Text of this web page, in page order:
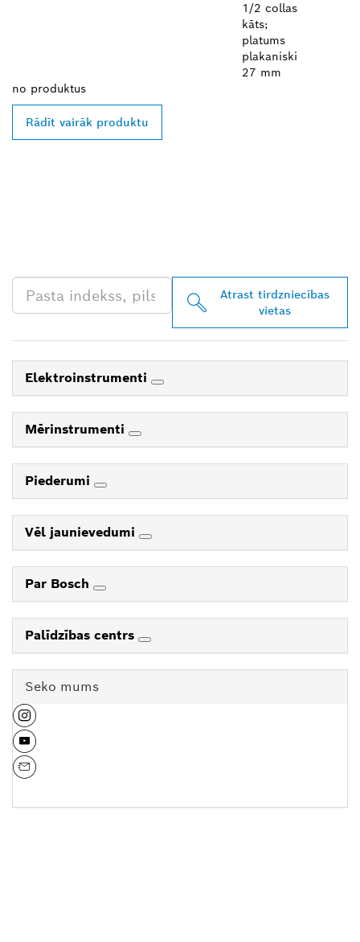
1/2 collas
kāts;
platums
plakaniski
27 mm
no produktus
Rādīt vairāk produktu
Atrast tirdzniecības
vietas
Elektroinstrumenti
Mērinstrumenti
Piederumi
Vēl jaunievedumi
Par Bosch
Palīdzības centrs
Seko mums